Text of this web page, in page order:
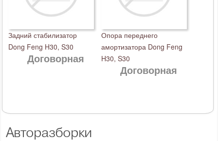
Авторазборки
Задний стабилизатор
Dong Feng H30, S30
Договорная
Опора переднего
амортизатора Dong Feng
H30, S30
Договорная